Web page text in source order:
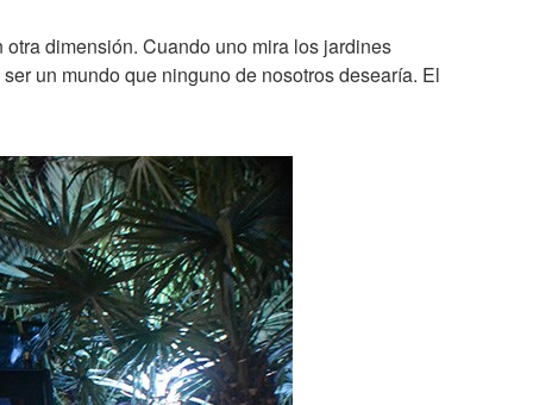
dimensión. Cuando uno mira los jardines
un mundo que ninguno de nosotros desearía. El